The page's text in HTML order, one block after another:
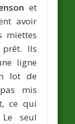
et
avoir
miettes
Ils
ligne
lot de
mis
ce qui
seul